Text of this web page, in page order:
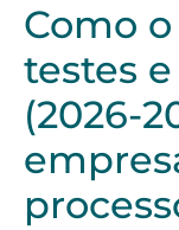
Como
testes
(2026-